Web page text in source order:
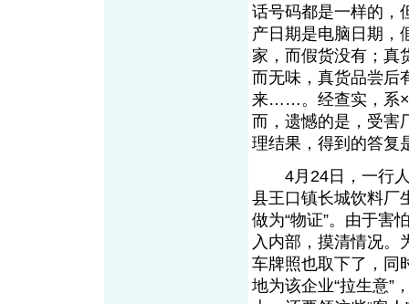
话号码都是一样的，
产日期是电脑日期，
家，而假货没有；真
而无味，真货品尝后
来……。经查实，系
而，遗憾的是，受害
理结果，得到的答复
4月24日，一行人
县王口镇长城饮料厂
做为“物证”。由于害
入内部，摸清情况。
车牌照也取下了，同
地为该企业“拉生意”